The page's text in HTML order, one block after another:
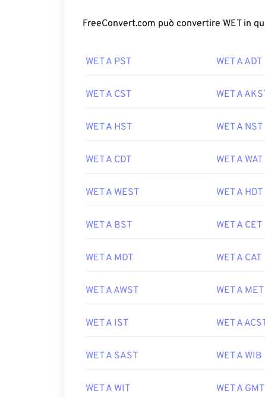
FreeConvert.com può convertire WET in
WET A PST WET A ADT
WET A CST WET A
WET A HST WET A NST
WET A CDT WET A WAT
WET A WEST WET A HDT
WET A BST WET A CET
WET A MDT WET A CAT
WET A AWST WET A MET
WET A IST WET A
WET A SAST WET A WIB
WET A WIT WET A GMT